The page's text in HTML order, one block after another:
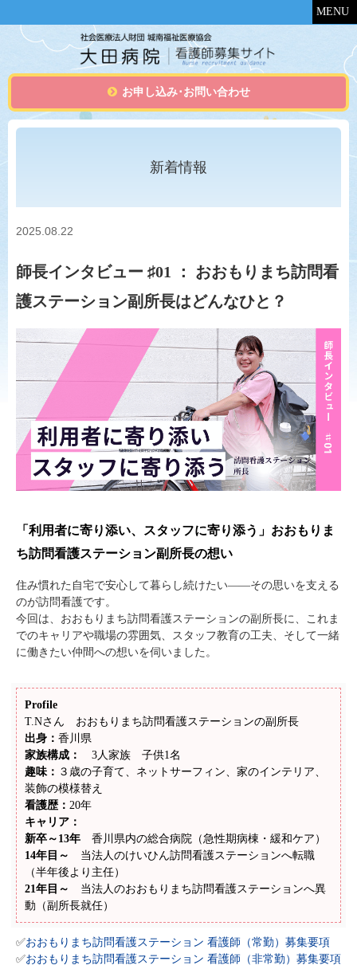
MENU
お申し込み･お問い合わせ
新着情報
2025.08.22
師長インタビュー ♯01 ：
おおもりまち訪問看
護ステーション副所長はどんなひと？
「利用者に寄り添い、スタッフに寄り添う」おおもりま
ち訪問看護ステーション副所長の想い
住み慣れた自宅で安心して暮らし続けたい――その思いを支える
のが訪問看護です。
今回は、おおもりまち訪問看護ステーションの副所長に、これま
でのキャリアや職場の雰囲気、スタッフ教育の工夫、そして一緒
に働きたい仲間への想いを伺いました。
Profile
T.Nさん おおもりまち訪問看護ステーションの副所長
出身： 香川県
家族構成：
3人家族 子供1名
趣味： ３歳の子育て、ネットサーフィン、家のインテリア、
装飾の模様替え
看護歴： 20年
キャリア：
新卒～13年 香川県内の総合病院（急性期病棟・緩和ケア）
14年目～
当法人のけいひん訪問看護ステーションへ転職
（半年後より主任）
21年目～
当法人のおおもりまち訪問看護ステーションへ異
動（副所長就任）
✅おおもりまち訪問看護ステーション 看護師（常勤）募集要項
✅おおもりまち訪問看護ステーション 看護師（非常勤）募集要項